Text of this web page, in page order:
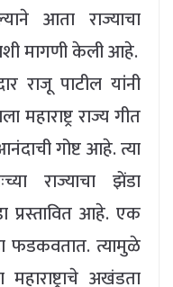
आता राज्याचा
मागणी केली आहे.
राजू पाटील यांनी
महाराष्ट्र राज्य गीत
गोष्ट आहे. त्या
राज्याचा झेंडा
प्रस्तावित आहे. एक
फडकवतात. त्यामुळे
महाराष्ट्राचे अखंडता